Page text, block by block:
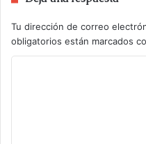
Tu dirección de correo
obligatorios están marcados